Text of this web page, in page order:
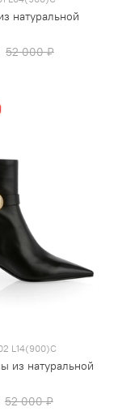
натуральной
52 000 ₽
L14(900)C
из натуральной
52 000 ₽